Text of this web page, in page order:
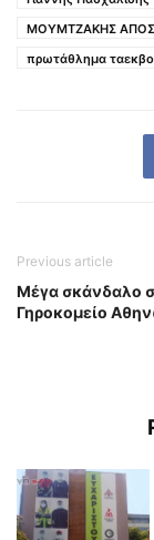
ΜΟΥΜΤΖΑΚΗΣ
πρωτάθλημα
Previous article
Μέγα σκάνδαλο
Γηροκομείο